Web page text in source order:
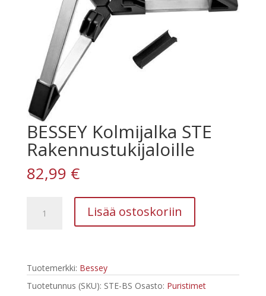
BESSEY Kolmijalka STE
Rakennustukijaloille
82,99 €
Kolmijalka
Lisää ostoskoriin
Tuotemerkki: Bessey
Tuotetunnus (SKU): STE-BS Osasto: Puristimet